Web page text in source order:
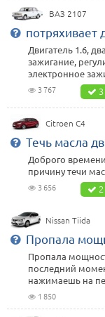
ВАЗ 2107
потряхивает
Двигатель 1.6,
зажигание,
электронное
3 767
Citroen C4
Течь масла
Доброго
причину течи
3 656
Nissan Tiida
Пропала
Пропала
последний
нажимаешь на
1 850